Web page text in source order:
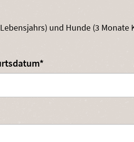
und Hunde (3 Monate
*